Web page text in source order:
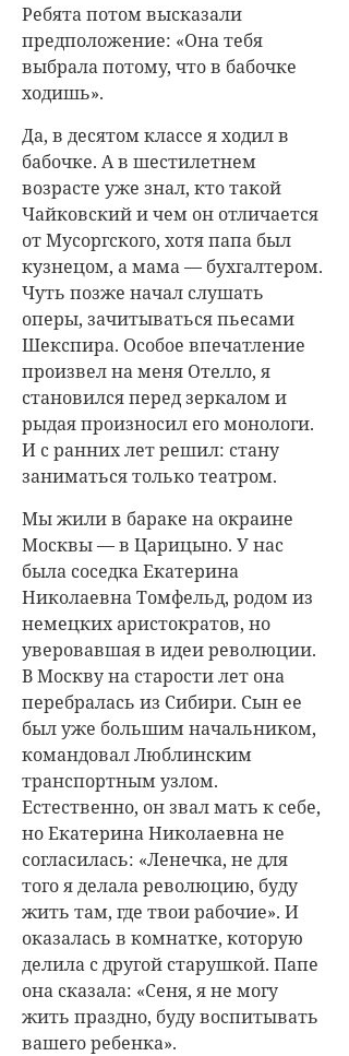
Ребята потом высказали
предположение: «Она тебя
выбрала потому, что в бабочке
ходишь».
Да, в десятом классе я ходил в
бабочке. А в шестилетнем
возрасте уже знал, кто такой
Чайковский и чем он отличается
от Мусоргского, хотя папа был
кузнецом, а мама — бухгалтером.
Чуть позже начал слушать
оперы, зачитываться пьесами
Шекспира. Особое впечатление
произвел на меня Отелло, я
становился перед зеркалом и
рыдая произносил его монологи.
И с ранних лет решил: стану
заниматься только театром.
Мы жили в бараке на окраине
Москвы — в Царицыно. У нас
была соседка Екатерина
Николаевна Томфельд, родом из
немецких аристократов, но
уверовавшая в идеи революции.
В Москву на старости лет она
перебралась из Сибири. Сын ее
был уже большим начальником,
командовал Люблинским
транспортным узлом.
Естественно, он звал мать к себе,
но Екатерина Николаевна не
согласилась: «Ленечка, не для
того я делала революцию, буду
жить там, где твои рабочие». И
оказалась в комнатке, которую
делила с другой старушкой. Папе
она сказала: «Сеня, я не могу
жить праздно, буду воспитывать
вашего ребенка».